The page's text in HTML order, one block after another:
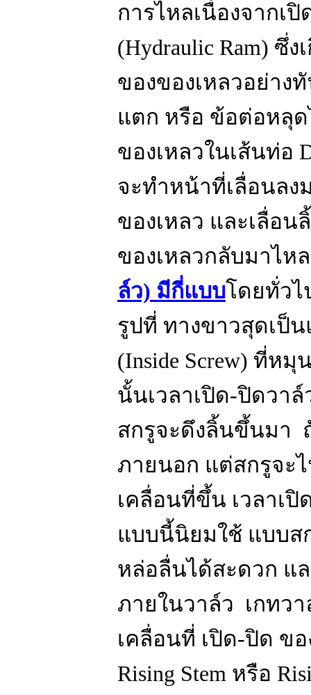
การไหลเนื่องจากเ
(Hydraulic Ram) ซึ่
ของของเหลวอย่าง
แตก หรือ ข้อต่อหลุ
ของเหลวในเส้นท่อ
จะทำหน้าที่เลื่อนลง
ของเหลว และเลื่อน
ของเหลวกลับมาไห
ล์ว) มีกี่แบบโดยทั่ว
รูปที่ ทางขาวสุดเป็
(Inside Screw) ที่ห
นั้นเวลาเปิด-ปิดวา
สกรูจะดึงลิ้นขึ้นมา
ภายนอก แต่สกรูจะ
เคลื่อนที่ขึ้น เวลาเ
แบบนี้นิยมใช้ แบบส
หล่อลื่นได้สะดวก แ
ภายในวาล์ว เกทวา
เคลื่อนที่ เปิด-ปิด ข
Rising Stem หรือ